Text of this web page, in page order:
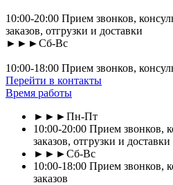
10:00-20:00 Прием звонков,
заказов, отгрузки и доставки
►►►Сб-Вс
10:00-18:00 Прием звонков,
Перейти в контакты
Время работы
►►►Пн-Пт
10:00-20:00 Прием звонков,
заказов, отгрузки и доставки
►►►Сб-Вс
10:00-18:00 Прием звонков,
заказов